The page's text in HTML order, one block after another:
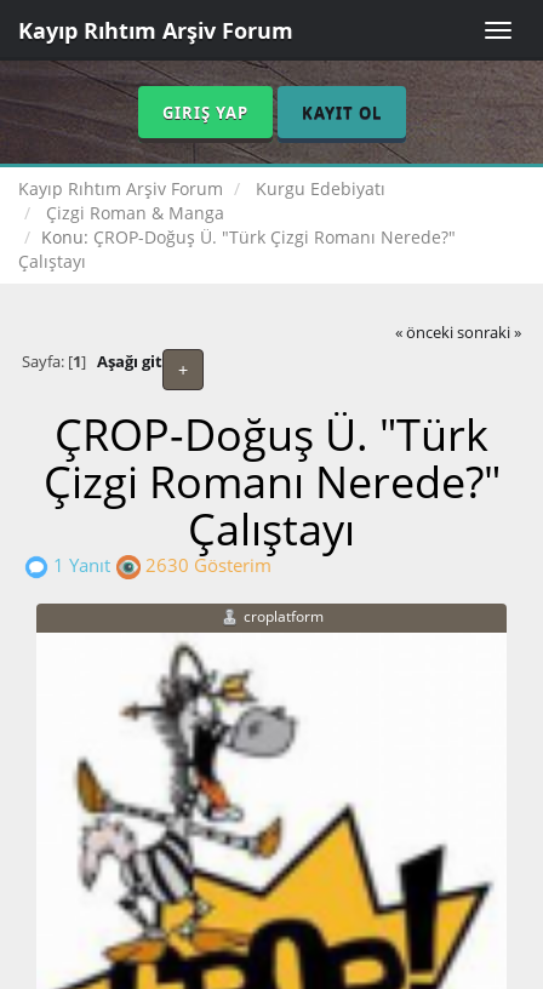
Toggle
Kayıp Rıhtım Arşiv Forum
GIRIŞ YAP KAYIT OL
Kayıp Rıhtım Arşiv Forum
Kurgu Edebiyatı
Çizgi Roman & Manga
Konu: ÇROP-Doğuş Ü. "Türk Çizgi Romanı Nerede?"
Çalıştayı
« önceki sonraki »
+
Sayfa: [1] Aşağı git
ÇROP-Doğuş Ü. "Türk
Çizgi Romanı Nerede?"
Çalıştayı
1 Yanıt 2630 Gösterim
croplatform